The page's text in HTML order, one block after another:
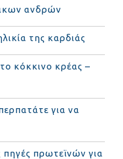
ανδρών
της καρδιάς
κόκκινο κρέας –
για να
πηγές πρωτεϊνών για